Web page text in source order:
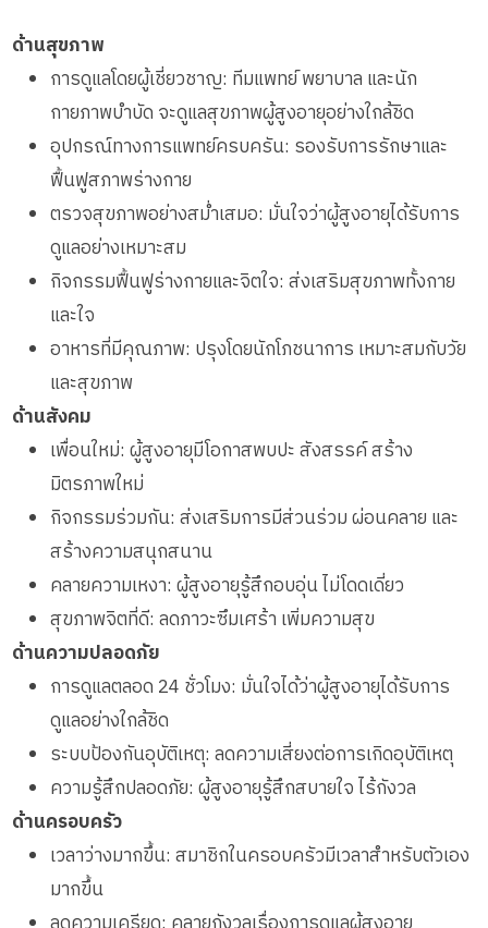
ด้านสุขภาพ
การดูแลโดยผู้เชี่ยวชาญ: ทีมแพทย์ พยาบาล และนัก
กายภาพบำบัด จะดูแลสุขภาพผู้สูงอายุอย่างใกล้ชิด
อุปกรณ์ทางการแพทย์ครบครัน: รองรับการรักษาและ
ฟื้นฟูสภาพร่างกาย
ตรวจสุขภาพอย่างสม่ำเสมอ: มั่นใจว่าผู้สูงอายุได้รับการ
ดูแลอย่างเหมาะสม
กิจกรรมฟื้นฟูร่างกายและจิตใจ: ส่งเสริมสุขภาพทั้งกาย
และใจ
อาหารที่มีคุณภาพ: ปรุงโดยนักโภชนาการ เหมาะสมกับวัย
และสุขภาพ
ด้านสังคม
เพื่อนใหม่: ผู้สูงอายุมีโอกาสพบปะ สังสรรค์ สร้าง
มิตรภาพใหม่
กิจกรรมร่วมกัน: ส่งเสริมการมีส่วนร่วม ผ่อนคลาย และ
สร้างความสนุกสนาน
คลายความเหงา: ผู้สูงอายุรู้สึกอบอุ่น ไม่โดดเดี่ยว
สุขภาพจิตที่ดี: ลดภาวะซึมเศร้า เพิ่มความสุข
ด้านความปลอดภัย
การดูแลตลอด 24 ชั่วโมง: มั่นใจได้ว่าผู้สูงอายุได้รับการ
ดูแลอย่างใกล้ชิด
ระบบป้องกันอุบัติเหตุ: ลดความเสี่ยงต่อการเกิดอุบัติเหตุ
ความรู้สึกปลอดภัย: ผู้สูงอายุรู้สึกสบายใจ ไร้กังวล
ด้านครอบครัว
เวลาว่างมากขึ้น: สมาชิกในครอบครัวมีเวลาสำหรับตัวเอง
มากขึ้น